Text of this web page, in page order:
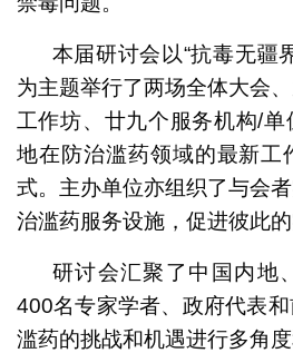
本届研讨会以“抗毒无疆
为主题举行了两场全体大会
工作坊、廿九个服务机构/
地在防治滥药领域的最新工
式。主办单位亦组织了与会
治滥药服务设施，促进彼此的
研讨会汇聚了中国内地
400名专家学者、政府代表
滥药的挑战和机遇进行多角